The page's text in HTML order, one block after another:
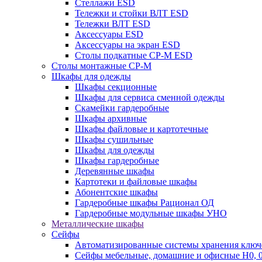
Стеллажи ESD
Тележки и стойки ВЛТ ESD
Тележки ВЛТ ESD
Аксессуары ESD
Аксессуары на экран ESD
Столы подкатные СР-М ESD
Столы монтажные СР-М
Шкафы для одежды
Шкафы секционные
Шкафы для сервиса сменной одежды
Скамейки гардеробные
Шкафы архивные
Шкафы файловые и картотечные
Шкафы сушильные
Шкафы для одежды
Шкафы гардеробные
Деревянные шкафы
Картотеки и файловые шкафы
Абонентские шкафы
Гардеробные шкафы Рационал ОД
Гардеробные модульные шкафы УНО
Металлические шкафы
Сейфы
Автоматизированные системы хранения
Сейфы мебельные, домашние и офисные Н0,